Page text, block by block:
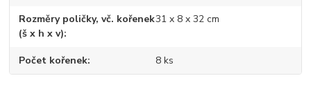
Rozměry poličky, vč. kořenek
(š x h x v)
31 x 8 x 32 cm
Počet kořenek 8 ks